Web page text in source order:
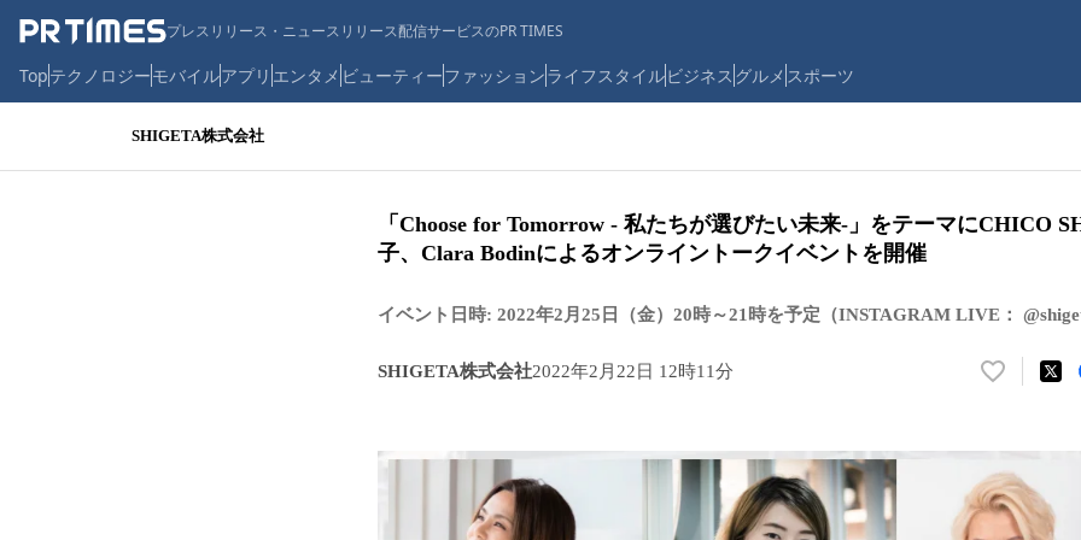
プレスリリース・ニュースリリース配信サービスのPR TIMES
Topテクノロジーモバイルアプリ エンタメ ビューティーファッションライフスタイルビジネス グルメ スポーツ
SHIGETA株式会社
「Choose for Tomorrow - 私たちが選びたい未来-」をテーマにCHICO
子、Clara Bodinによるオンライントークイベントを開催
イベント日時: 2022年2月25日（金）20時～21時を予定（INSTAGRAM LIVE：
SHIGETA株式会社2022年2月22日 12時11分
い
数
を
読